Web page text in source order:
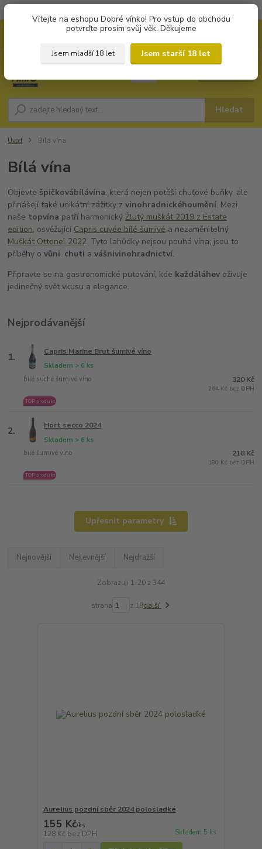
Vítejte na eshopu Dobré vínko! Pro vstup do obchodu
potvrďte prosím svůj věk. Děkujeme
Jsem mladší 18 let
Jsem starší 18 let
Hledat
Úvod Bílá vína
Bílá vína
Objevte špičkovábílávína, která nejen potěší chuťové buňky, ale
přinášejí také unikátní zážitky zvinohradnickéhoumění. Mezi
naše topvína patří harmonickýŽlutý muškát 2019 z Estate
edition, osvěžující Capris cuvée bílé šumivé a nezaměnitelný
Muškát Ottonel 2022. Tyto lahůdky nejsou pouhá vína; jsou to
příběhy ovůni, chuti avášnivinohradnictví.
Připravte se na gastronomické putování, kde každáláhev oživuje
jedinečný svět vkusu a elegance.
Nejprodávanější
1. Capris Marine Brut šumivé víno
bílé suché šumivé víno
Skladem > 6 ks
TOP produkt
320 Kč
264 Kč bez DPH
2. Hort secco 2024
bílé šumivé víno
Skladem > 6 ks
TOP produkt
218 Kč
180 Kč bez DPH
Upřesnit parametry
Nejnovější Nejlevnější Nejdražší
Zobrazuji 1-20 z 344
strana z 18další
Aurelius pozdní sběr 2024 polosladké
155 Kč/ks
128 Kč bez DPH Skladem 5 ks